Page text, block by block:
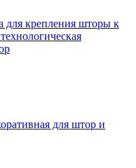
для крепления шторы к
для штор и